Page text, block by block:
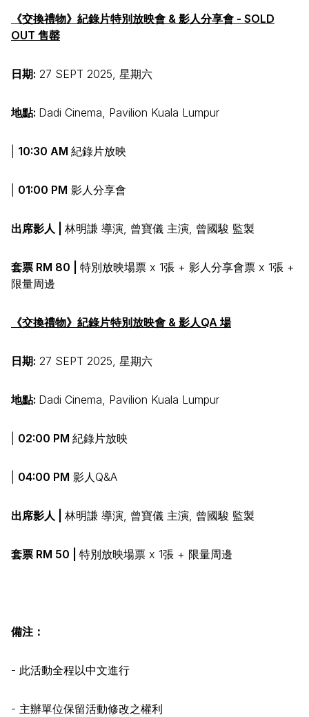
《交換禮物》紀錄片特別放映會 & 影人分享會 - SOLD
OUT 售罄
日期: 27 SEPT 2025, 星期六
地點: Dadi Cinema, Pavilion Kuala Lumpur
10:30 AM 紀錄片放映
01:00 PM 影人分享會
出席影人 | 林明謙 導演, 曾寶儀 主演, 曾國駿 監製
套票 RM 80 | 特別放映場票 x 1張 + 影人分享會票 x 1張 +
限量周邊
《交換禮物》紀錄片特別放映會 & 影人QA 場
日期: 27 SEPT 2025, 星期六
地點: Dadi Cinema, Pavilion Kuala Lumpur
02:00 PM 紀錄片放映
04:00 PM 影人Q&A
出席影人 | 林明謙 導演, 曾寶儀 主演, 曾國駿 監製
套票 RM 50 | 特別放映場票 x 1張 + 限量周邊
備注：
- 此活動全程以中文進行
- 主辦單位保留活動修改之權利